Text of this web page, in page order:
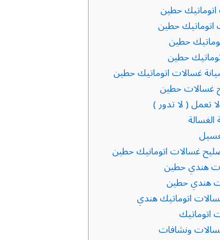
حطين
حطين
حطين
حطين
غسالات اتوماتيك حطين
غسالات حطين
تعمل ( لا تدور )
غسالات اتومانيك حطين
هندي حطين
هندي حطين
اتوماتيك هندي
اتوماتيك
ونشافات